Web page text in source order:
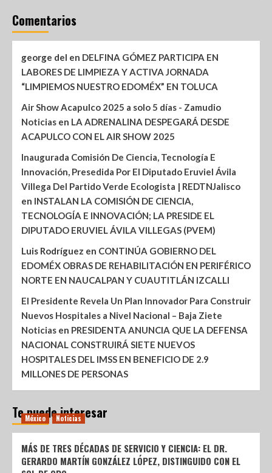
Comentarios
george del en DELFINA GÓMEZ PARTICIPA EN
LABORES DE LIMPIEZA Y ACTIVA JORNADA
“LIMPIEMOS NUESTRO EDOMÉX” EN TOLUCA
Air Show Acapulco 2025 a solo 5 días - Zamudio
Noticias en LA ADRENALINA DESPEGARÁ DESDE
ACAPULCO CON EL AIR SHOW 2025
Inaugurada Comisión De Ciencia, Tecnología E
Innovación, Presedida Por El Diputado Eruviel Ávila
Villega Del Partido Verde Ecologista | REDTNJalisco
en INSTALAN LA COMISIÓN DE CIENCIA,
TECNOLOGÍA E INNOVACIÓN; LA PRESIDE EL
DIPUTADO ERUVIEL ÁVILA VILLEGAS (PVEM)
Luis Rodríguez en CONTINÚA GOBIERNO DEL
EDOMÉX OBRAS DE REHABILITACIÓN EN PERIFÉRICO
NORTE EN NAUCALPAN Y CUAUTITLÁN IZCALLI
El Presidente Revela Un Plan Innovador Para Construir
Nuevos Hospitales a Nivel Nacional – Baja Ziete
Noticias en PRESIDENTA ANUNCIA QUE LA DEFENSA
NACIONAL CONSTRUIRÁ SIETE NUEVOS
HOSPITALES DEL IMSS EN BENEFICIO DE 2.9
MILLONES DE PERSONAS
Te puede interesar
México Noticias
MÁS DE TRES DÉCADAS DE SERVICIO Y CIENCIA: EL DR.
GERARDO MARTÍN GONZÁLEZ LÓPEZ, DISTINGUIDO CON EL